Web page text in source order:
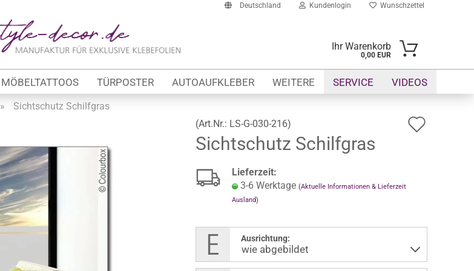
Deutschland
Lieferland
Kundenlogin
E-Mail
Passwort
Konto erstellen
Passwort vergessen?
Wunschzettel
Ihr Warenkorb
0,00 EUR
MÖBELTATTOOS TÜRPOSTER AUTOAUFKLEBER SERVICE VIDEOS
WEITERE
»
Sichtschutz Schilfgras
(Art.Nr.: LS-G-030-216)
Sichtschutz Schilfgras
Lieferzeit:
3-6 Werktage (Aktuelle Informationen & Lieferzeit
Ausland)
Ausrichtung: